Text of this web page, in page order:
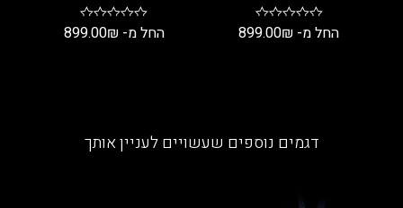
החל מ- 899.00₪
סוגים.
החל מ- 899.00₪
סוגים.
דגמים נוספים שעשויים לעניין אותך